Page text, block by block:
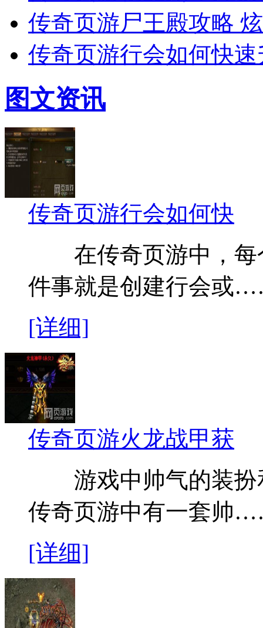
传奇页游尸王殿攻略
传奇页游行会如何快速
图文资讯
传奇页游行会如何快
在传奇页游中，每
件事就是创建行会或
[详细]
传奇页游火龙战甲获
游戏中帅气的装扮
传奇页游中有一套帅
[详细]